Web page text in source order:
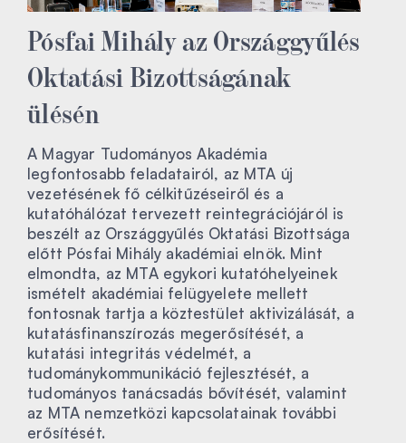
Pósfai Mihály az Országgyűlés
Oktatási Bizottságának
ülésén
A Magyar Tudományos Akadémia
legfontosabb feladatairól, az MTA új
vezetésének fő célkitűzéseiről és a
kutatóhálózat tervezett reintegrációjáról is
beszélt az Országgyűlés Oktatási Bizottsága
előtt Pósfai Mihály akadémiai elnök. Mint
elmondta, az MTA egykori kutatóhelyeinek
ismételt akadémiai felügyelete mellett
fontosnak tartja a köztestület aktivizálását, a
kutatásfinanszírozás megerősítését, a
kutatási integritás védelmét, a
tudománykommunikáció fejlesztését, a
tudományos tanácsadás bővítését, valamint
az MTA nemzetközi kapcsolatainak további
erősítését.